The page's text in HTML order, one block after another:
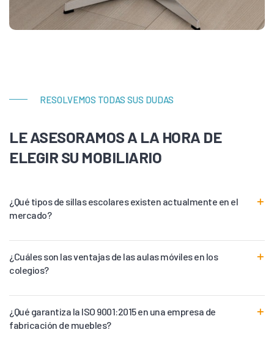
RESOLVEMOS TODAS SUS DUDAS
LE ASESORAMOS A LA HORA DE
ELEGIR SU MOBILIARIO
¿Qué tipos de sillas escolares existen actualmente en el
mercado?
¿Cuáles son las ventajas de las aulas móviles en los
colegios?
¿Qué garantiza la ISO 9001:2015 en una empresa de
fabricación de muebles?